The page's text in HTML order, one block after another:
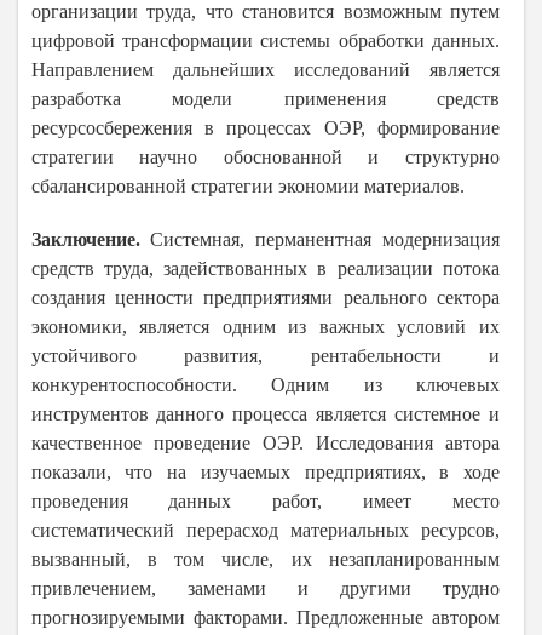
организации труда, что становится возможным путем
цифровой трансформации системы обработки данных.
Направлением дальнейших исследований является
разработка модели применения средств
ресурсосбережения в процессах ОЭР, формирование
стратегии научно обоснованной и структурно
сбалансированной стратегии экономии материалов.
Заключение.Системная, перманентная модернизация
средств труда, задействованных в реализации потока
создания ценности предприятиями реального сектора
экономики, является одним из важных условий их
устойчивого развития, рентабельности и
конкурентоспособности. Одним из ключевых
инструментов данного процесса является системное и
качественное проведение ОЭР. Исследования автора
показали, что на изучаемых предприятиях, в ходе
проведения данных работ, имеет место
систематический перерасход материальных ресурсов,
вызванный, в том числе, их незапланированным
привлечением, заменами и другими трудно
прогнозируемыми факторами. Предложенные автором